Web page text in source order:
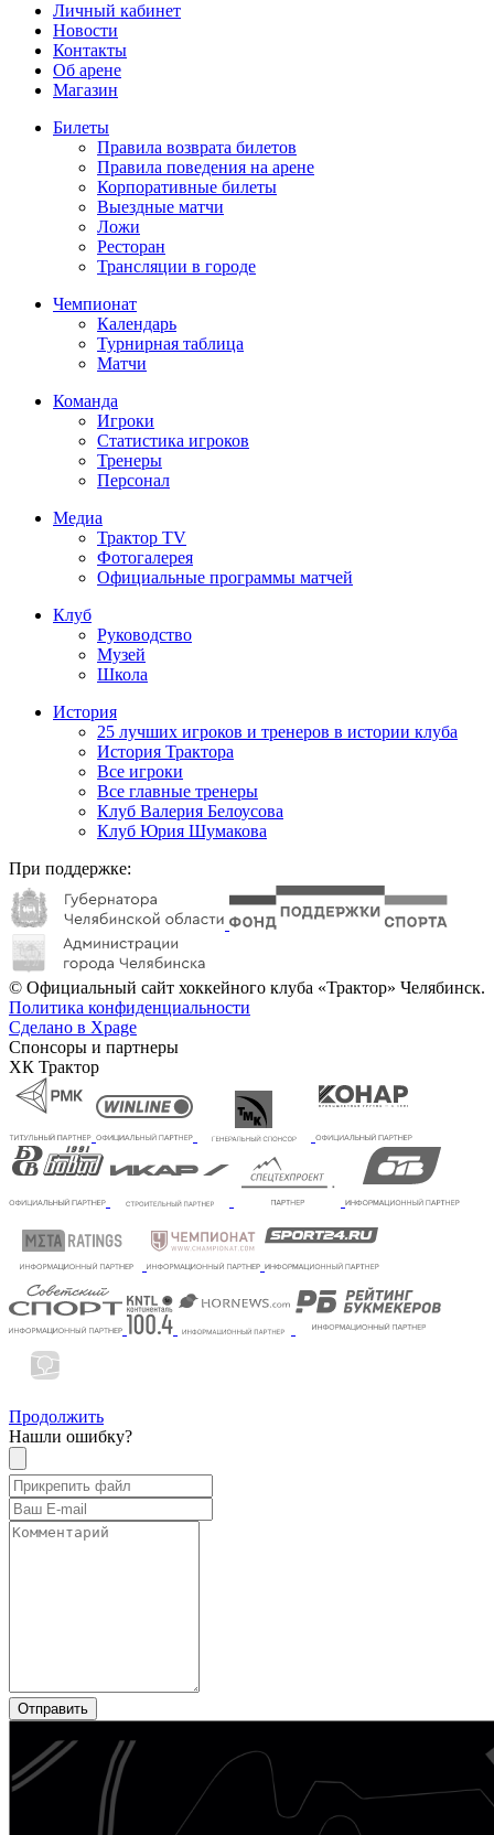
Личный кабинет
Новости
Контакты
Об арене
Магазин
Билеты
Правила возврата билетов
Правила поведения на арене
Корпоративные билеты
Выездные матчи
Ложи
Ресторан
Трансляции в городе
Чемпионат
Календарь
Турнирная таблица
Матчи
Команда
Игроки
Статистика игроков
Тренеры
Персонал
Медиа
Трактор TV
Фотогалерея
Официальные программы матчей
Клуб
Руководство
Музей
Школа
История
25 лучших игроков и тренеров в истории клуба
История Трактора
Все игроки
Все главные тренеры
Клуб Валерия Белоусова
Клуб Юрия Шумакова
При поддержке:
© Официальный сайт хоккейного клуба «Трактор» Челябинск.
Политика конфиденциальности
Сделано в Xpage
Спонсоры и партнеры
ХК Трактор
Продолжить
Нашли ошибку?